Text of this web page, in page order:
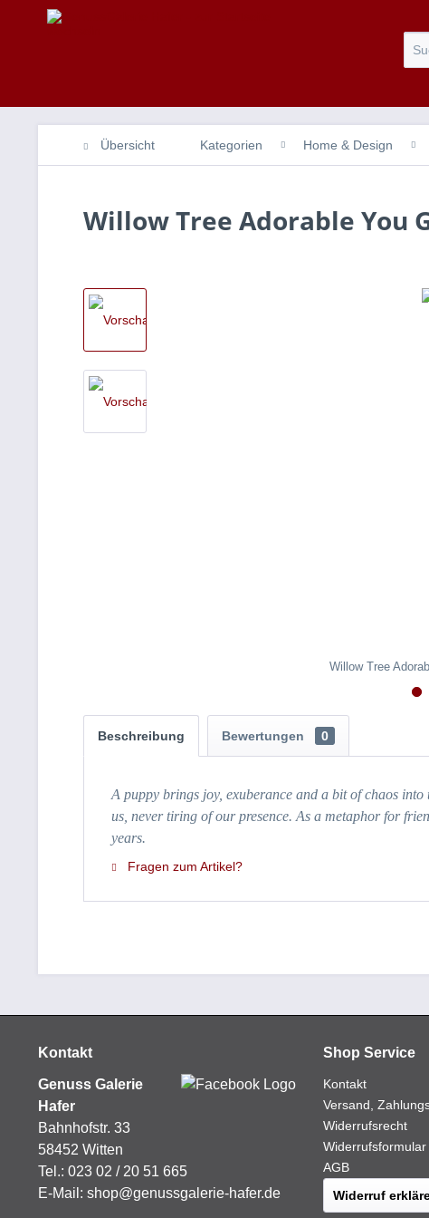
Übersicht Kategorien Home & Design
Willow Tree Adorable You
Willow Tree
Beschreibung Bewertungen 0
A puppy brings joy, exuberance and a bit of chaos
us, never tiring of our presence. As a metaphor for
years.
Fragen zum Artikel?
Kontakt
Genuss Galerie
Hafer
Bahnhofstr. 33
58452 Witten
Tel.: 023 02 / 20 51 665
E-Mail: shop@genussgalerie-hafer.de
Shop Service
Kontakt
Versand,
Widerrufsrecht
Widerrufsformular
AGB
Widerruf